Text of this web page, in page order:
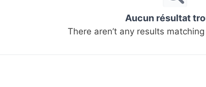
Aucun résultat
There aren’t any results